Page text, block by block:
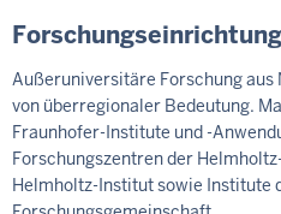
Außeruniversitäre Forschung
von überregionaler Bedeutung.
Fraunhofer-Institute und -
Forschungszentren der
Helmholtz-Institut sowie Institute